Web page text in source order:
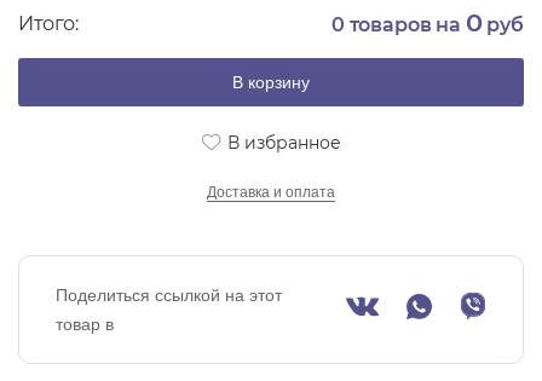
Итого: 0 товаров на 0руб
В корзину
В избранное
Доставка и оплата
Поделиться ссылкой на этот
товар в